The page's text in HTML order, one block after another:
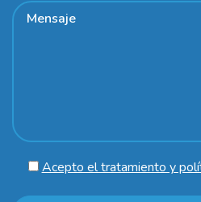
Acepto el tratamiento y